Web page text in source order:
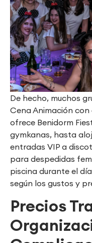
De hecho, muchos
Cena Animación con
ofrece Benidorm
gymkanas, hasta
entradas VIP a
para despedidas
piscina durante el
según los gustos y
Precios